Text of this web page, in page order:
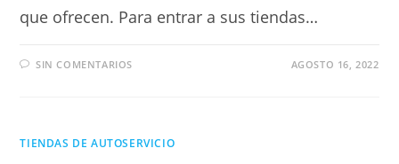
que ofrecen. Para entrar a sus tiendas…
SIN COMENTARIOS AGOSTO 16, 2022
TIENDAS DE AUTOSERVICIO